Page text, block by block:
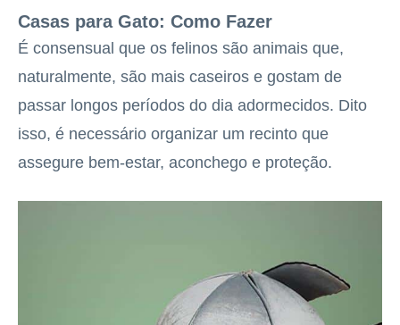
Casas para Gato: Como Fazer
É consensual que os felinos são animais que,
naturalmente, são mais caseiros e gostam de
passar longos períodos do dia adormecidos. Dito
isso, é necessário organizar um recinto que
assegure bem-estar, aconchego e proteção.